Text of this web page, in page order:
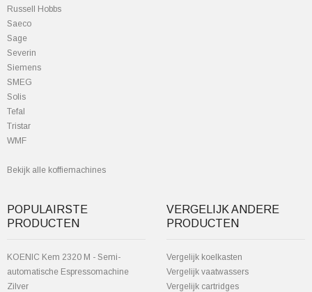
Russell Hobbs
Saeco
Sage
Severin
Siemens
SMEG
Solis
Tefal
Tristar
WMF
Bekijk alle koffiemachines
POPULAIRSTE
PRODUCTEN
KOENIC Kem 2320 M - Semi-
automatische Espressomachine
Zilver
VERGELIJK ANDERE
PRODUCTEN
Vergelijk koelkasten
Vergelijk vaatwassers
Vergelijk cartridges